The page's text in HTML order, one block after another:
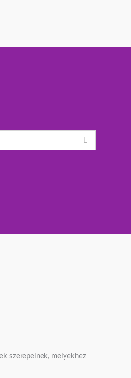
szerepelnek, melyekhez